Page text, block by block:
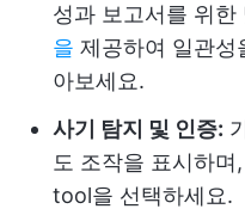
성과 보고서를 위한
을 제공하여 일관성
아보세요.
사기 탐지 및 인증:
도 조작을 표시하
tool을 선택하세요.